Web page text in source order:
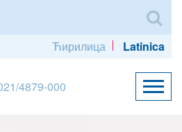
Ћирилица Latinica
4879-000